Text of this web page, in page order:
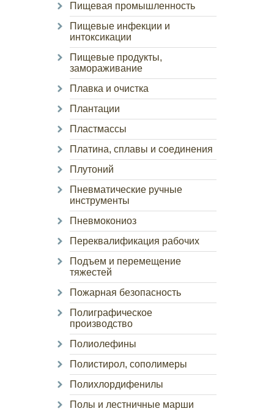
Пищевая промышленность
Пищевые инфекции и
интоксикации
Пищевые продукты,
замораживание
Плавка и очистка
Плантации
Пластмассы
Платина, сплавы и соединения
Плутоний
Пневматические ручные
инструменты
Пневмокониоз
Переквалификация рабочих
Подъем и перемещение
тяжестей
Пожарная безопасность
Полиграфическое
производство
Полиолефины
Полистирол, сополимеры
Полихлордифенилы
Полы и лестничные марши